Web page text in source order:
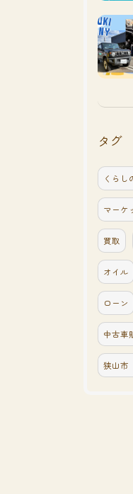
タグ
くらし
マーケ
買取
オイル
ローン
中古車
狭山